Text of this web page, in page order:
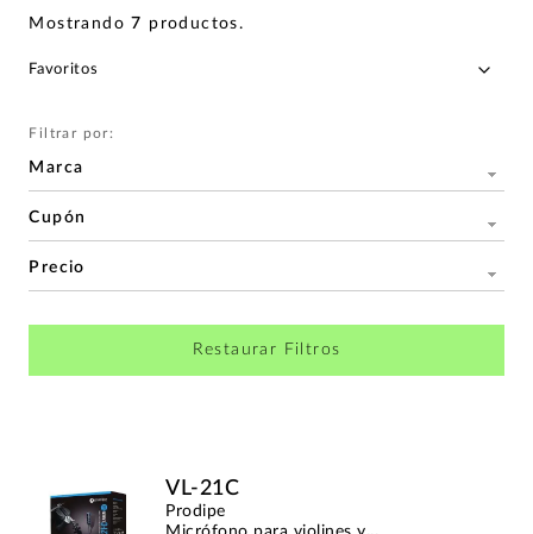
Mostrando 7 productos.
Filtrar por:
Marca
Cupón
Precio
Restaurar Filtros
VL-21C
Prodipe